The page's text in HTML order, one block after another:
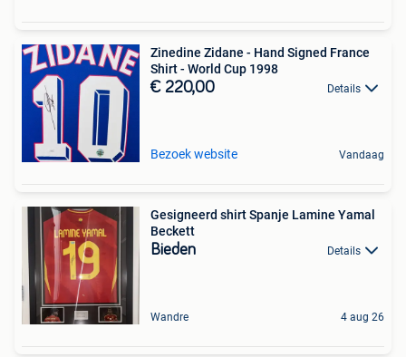
Zinedine Zidane - Hand Signed France
Shirt - World Cup 1998
€ 220,00 Details
Bezoek website Vandaag
Gesigneerd shirt Spanje Lamine Yamal
Beckett
Bieden Details
Wandre 4 aug 26